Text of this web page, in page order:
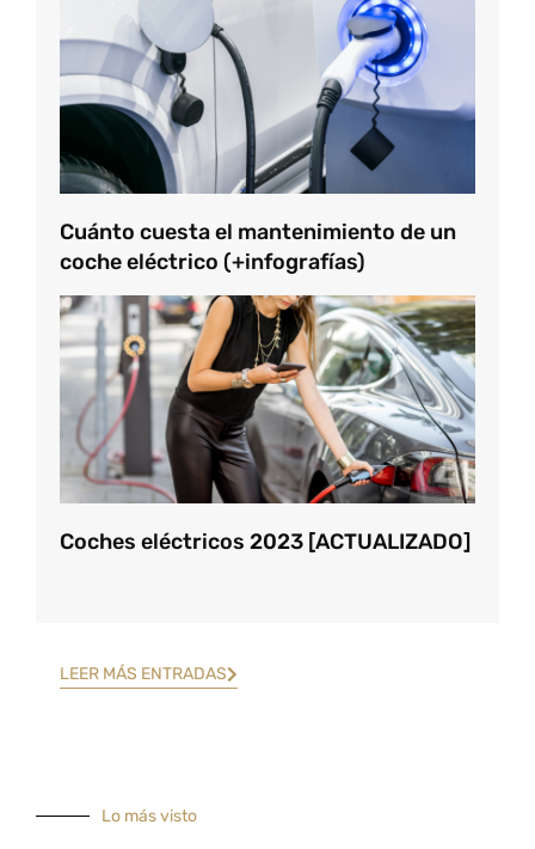
Cuánto cuesta el mantenimiento de un
coche eléctrico (+infografías)
Coches eléctricos 2023 [ACTUALIZADO]
LEER MÁS ENTRADAS
Lo más visto